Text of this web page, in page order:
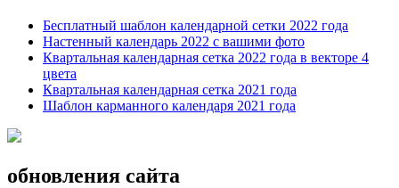
Бесплатный шаблон календарной сетки 2022 года
Настенный календарь 2022 с вашими фото
Квартальная календарная сетка 2022 года в векторе 4
цвета
Квартальная календарная сетка 2021 года
Шаблон карманного календаря 2021 года
обновления сайта